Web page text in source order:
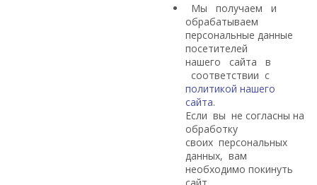
Мы получаем и
обрабатываем
персональные данные
посетителей
нашего сайта в
соответствии с
политикой нашего
сайта.
Если вы не согласны на
обработку
своих персональных
данных, вам
необходимо покинуть